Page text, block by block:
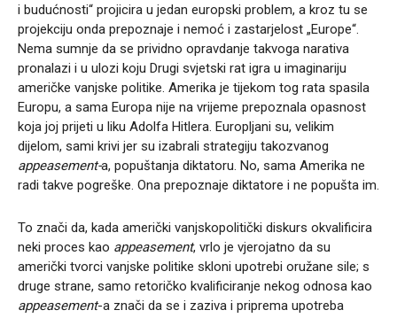
i budućnosti“ projicira u jedan europski problem, a kroz tu se
projekciju onda prepoznaje i nemoć i zastarjelost „Europe“.
Nema sumnje da se prividno opravdanje takvoga narativa
pronalazi i u ulozi koju Drugi svjetski rat igra u imaginariju
američke vanjske politike. Amerika je tijekom tog rata spasila
Europu, a sama Europa nije na vrijeme prepoznala opasnost
koja joj prijeti u liku Adolfa Hitlera. Europljani su, velikim
dijelom, sami krivi jer su izabrali strategiju takozvanog
appeasement-a, popuštanja diktatoru. No, sama Amerika ne
radi takve pogreške. Ona prepoznaje diktatore i ne popušta im.
To znači da, kada američki vanjskopolitički diskurs okvalificira
neki proces kao appeasement, vrlo je vjerojatno da su
američki tvorci vanjske politike skloni upotrebi oružane sile; s
druge strane, samo retoričko kvalificiranje nekog odnosa kao
appeasement-a znači da se i zaziva i priprema upotreba